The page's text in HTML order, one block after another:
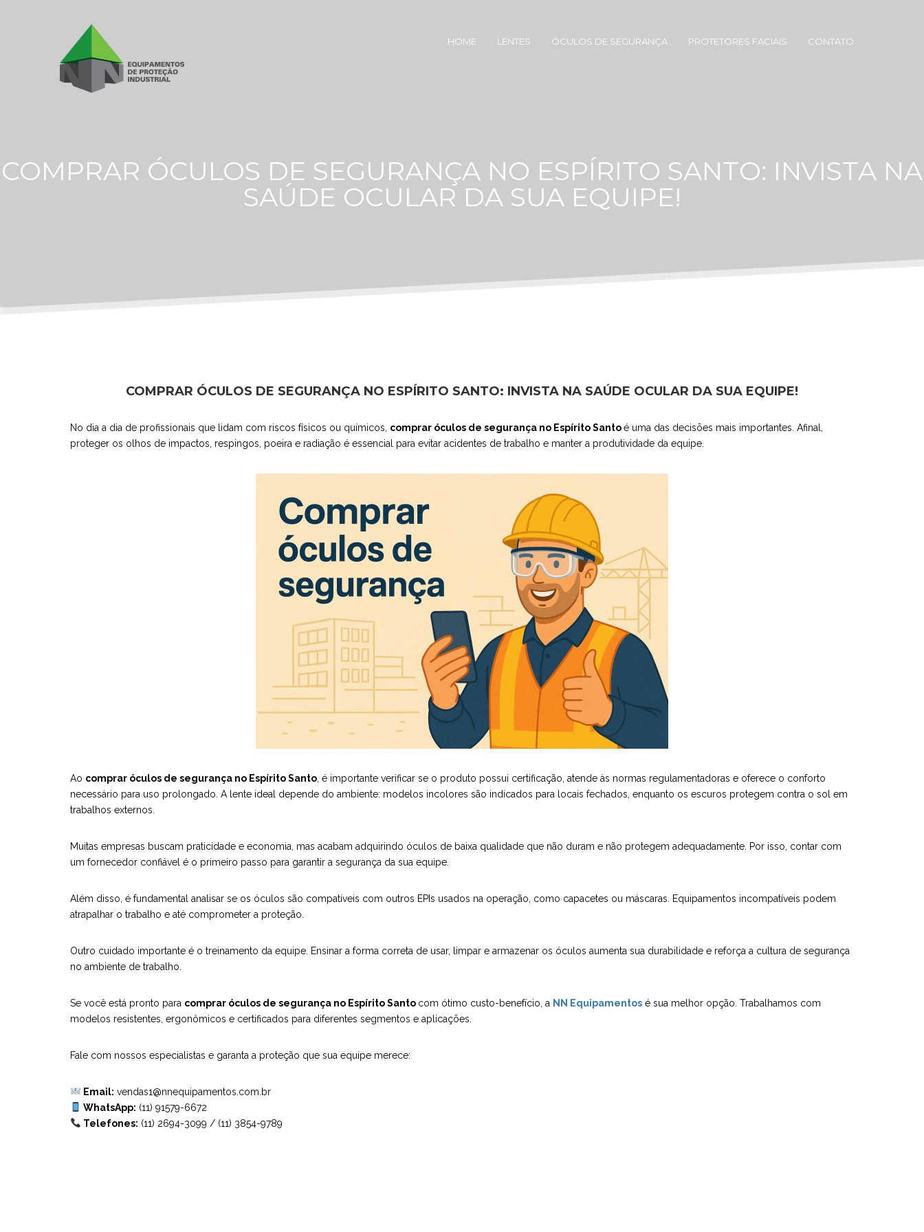
HOME LENTES ÓCULOS DE SEGURANÇA PROTETORES FACIAIS CONTATO
COMPRAR ÓCULOS DE SEGURANÇA NO ESPÍRITO SANTO: INVISTA NA
SAÚDE OCULAR DA SUA EQUIPE!
COMPRAR ÓCULOS DE SEGURANÇA NO ESPÍRITO SANTO: INVISTA NA SAÚDE OCULAR DA SUA EQUIPE!
No dia a dia de profissionais que lidam com riscos físicos ou químicos, comprar óculos de segurança no Espírito Santoé uma das decisões mais importantes. Afinal,
proteger os olhos de impactos, respingos, poeira e radiação é essencial para evitar acidentes de trabalho e manter a produtividade da equipe.
Ao comprar óculos de segurança no Espírito Santo , é importante verificar se o produto possui certificação, atende às normas regulamentadoras e oferece o conforto
necessário para uso prolongado. A lente ideal depende do ambiente: modelos incolores são indicados para locais fechados, enquanto os escuros protegem contra o sol em
trabalhos externos.
Muitas empresas buscam praticidade e economia, mas acabam adquirindo óculos de baixa qualidade que não duram e não protegem adequadamente. Por isso, contar com
um fornecedor confiável é o primeiro passo para garantir a segurança da sua equipe.
Além disso, é fundamental analisar se os óculos são compatíveis com outros EPIs usados na operação, como capacetes ou máscaras. Equipamentos incompatíveis podem
atrapalhar o trabalho e até comprometer a proteção.
Outro cuidado importante é o treinamento da equipe. Ensinar a forma correta de usar, limpar e armazenar os óculos aumenta sua durabilidade e reforça a cultura de segurança
no ambiente de trabalho.
Se você está pronto para comprar óculos de segurança no Espírito Santo com ótimo custo-benefício, a NN Equipamentos é sua melhor opção. Trabalhamos com
modelos resistentes, ergonômicos e certificados para diferentes segmentos e aplicações.
Fale com nossos especialistas e garanta a proteção que sua equipe merece:
Email: vendas1@nnequipamentos.com.br
WhatsApp: (11) 91579-6672
Telefones: (11) 2694-3099 / (11) 3854-9789